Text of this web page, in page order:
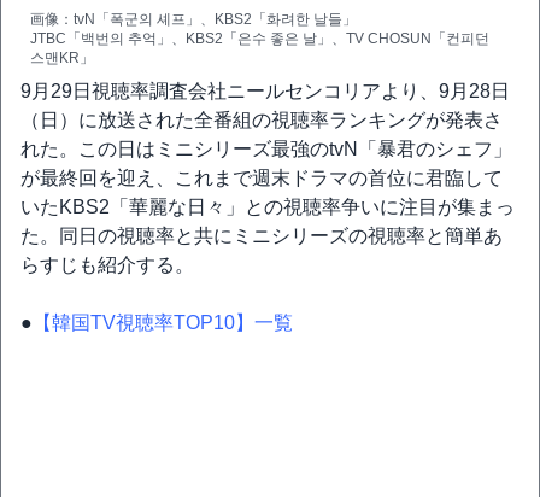
画像：tvN「폭군의 셰프」、KBS2「화려한 날들」
JTBC「백번의 추억」、KBS2「은수 좋은 날」、TV CHOSUN「컨피던
스맨KR」
9月29日視聴率調査会社ニールセンコリアより、9月28日
（日）に放送された全番組の視聴率ランキングが発表さ
れた。この日はミニシリーズ最強のtvN「暴君のシェフ」
が最終回を迎え、これまで週末ドラマの首位に君臨して
いたKBS2「華麗な日々」との視聴率争いに注目が集まっ
た。同日の視聴率と共にミニシリーズの視聴率と簡単あ
らすじも紹介する。
● 【韓国TV視聴率TOP10】一覧